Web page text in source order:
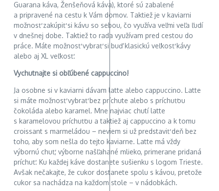
Guarana káva, Ženšeňová káva), ktoré sú zabalené
a pripravené na cestu k Vám domov. Taktiež je v kaviarni
možnosť zakúpiť si kávu so sebou, čo využíva veľmi veľa ľudí
v dnešnej dobe. Taktiež to rada využívam pred cestou do
práce. Máte možnosť vybrať si buď klasickú veľkosť kávy
alebo aj XL veľkosť.
Vychutnajte si obľúbené cappuccino!
Ja osobne si v kaviarni dávam latte alebo cappuccino. Latte
si máte možnosť vybrať bez príchute alebo s príchuťou
čokoláda alebo karamel. Mne najviac chutí latte
s karamelovou príchuťou a taktiež aj cappuccino a k tomu
croissant s marmeládou – neviem si už predstaviť deň bez
toho, aby som nešla do tejto kaviarne. Latte má vždy
výbornú chuť, výborne našľahané mlieko, primerane pridaná
príchuť. Ku každej káve dostanete sušienku s logom Trieste.
Avšak nečakajte, že cukor dostanete spolu s kávou, pretože
cukor sa nachádza na každom stole – v nádobkách.